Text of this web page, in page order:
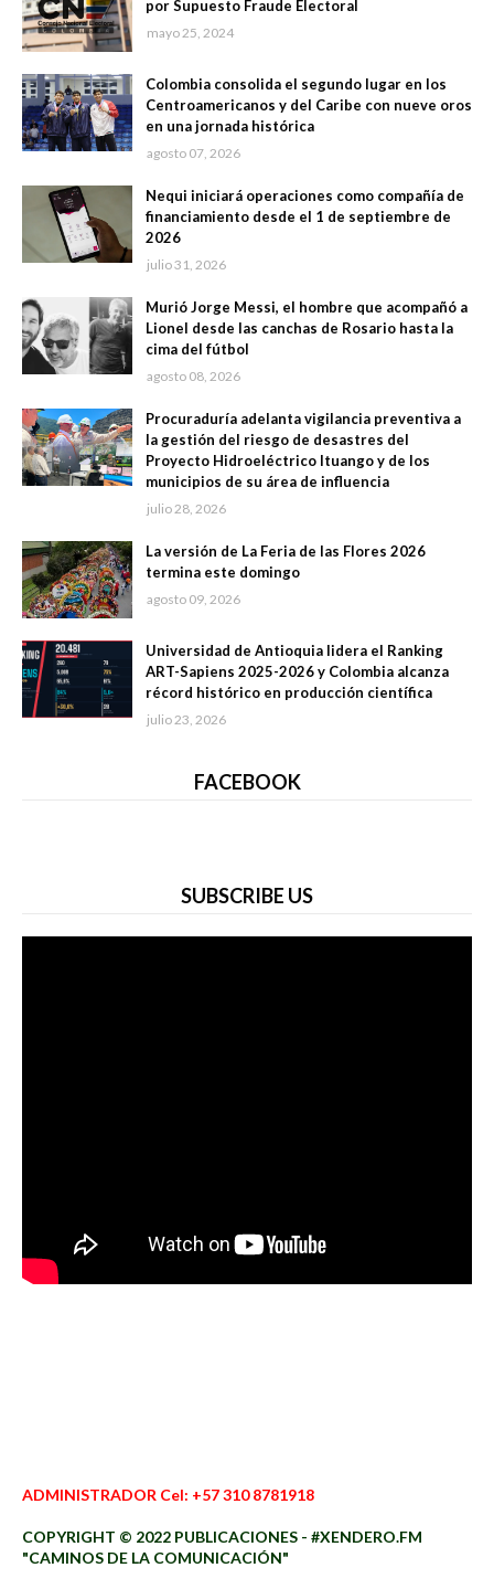
por Supuesto Fraude Electoral
mayo 25, 2024
Colombia consolida el segundo lugar en los
Centroamericanos y del Caribe con nueve oros
en una jornada histórica
agosto 07, 2026
Nequi iniciará operaciones como compañía de
financiamiento desde el 1 de septiembre de
2026
julio 31, 2026
Murió Jorge Messi, el hombre que acompañó a
Lionel desde las canchas de Rosario hasta la
cima del fútbol
agosto 08, 2026
Procuraduría adelanta vigilancia preventiva a
la gestión del riesgo de desastres del
Proyecto Hidroeléctrico Ituango y de los
municipios de su área de influencia
julio 28, 2026
La versión de La Feria de las Flores 2026
termina este domingo
agosto 09, 2026
Universidad de Antioquia lidera el Ranking
ART-Sapiens 2025-2026 y Colombia alcanza
récord histórico en producción científica
julio 23, 2026
FACEBOOK
SUBSCRIBE US
ADMINISTRADOR Cel: +57 310 8781918
COPYRIGHT © 2022 PUBLICACIONES - #XENDERO.FM
"CAMINOS DE LA COMUNICACIÓN"